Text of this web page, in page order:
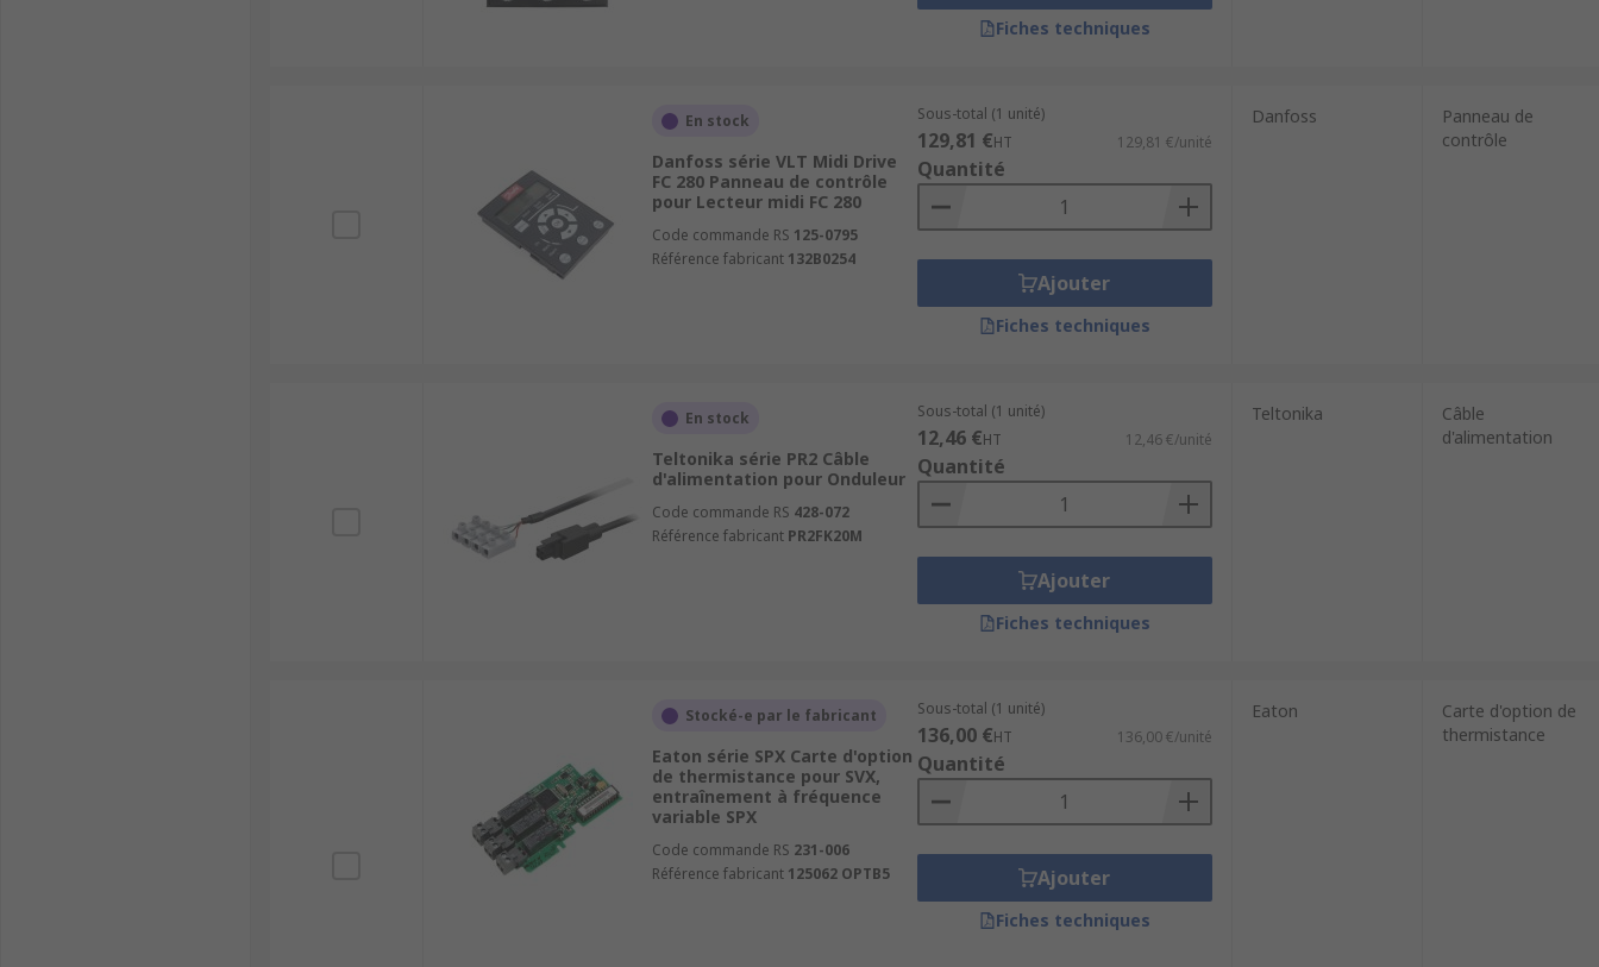
Fiches techniques
En stock
Danfoss série VLT Midi Drive
FC 280 Panneau de contrôle
pour Lecteur midi FC 280
Code commande RS 125-0795
Référence fabricant 132B0254
Sous-total (1 unité)
129,81 €HT 129,81 €/unité
Quantité
Ajouter
Fiches techniques
Danfoss
Panneau de
contrôle
En stock
Teltonika série PR2 Câble
d'alimentation pour Onduleur
Code commande RS 428-072
Référence fabricant PR2FK20M
Sous-total (1 unité)
12,46 €HT 12,46 €/unité
Quantité
Ajouter
Fiches techniques
Teltonika
Câble
d'alimentation
Stocké-e par le fabricant
Eaton série SPX Carte d'option
de thermistance pour SVX,
entraînement à fréquence
variable SPX
Code commande RS 231-006
Référence fabricant 125062 OPTB5
Sous-total (1 unité)
136,00 €HT 136,00 €/unité
Quantité
Ajouter
Fiches techniques
Eaton
Carte d'option de
thermistance